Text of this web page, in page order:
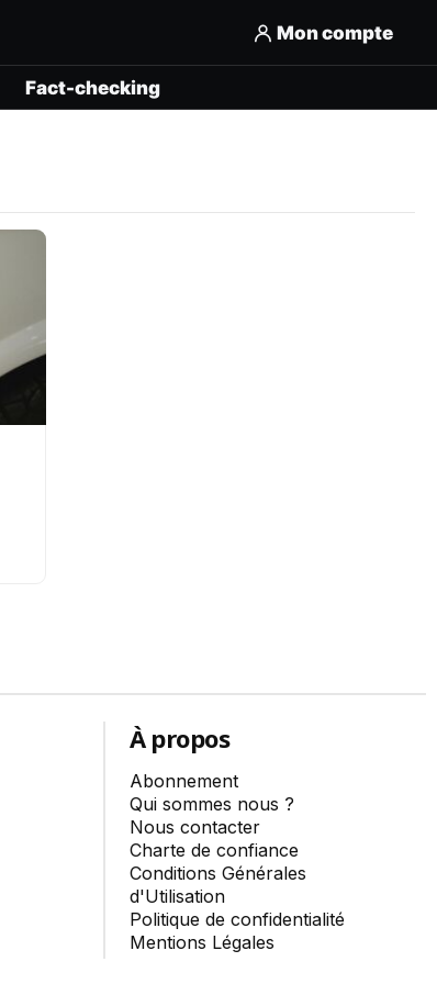
Mon compte
Fact-checking
À propos
Abonnement
Qui sommes nous ?
Nous contacter
Charte de confiance
Conditions Générales
d'Utilisation
Politique de confidentialité
Mentions Légales